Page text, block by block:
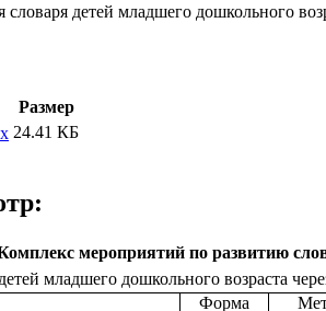
детей младшего дошкольного
Размер
24.41 КБ
мероприятий по развитию
младшего дошкольного возраста
Форма